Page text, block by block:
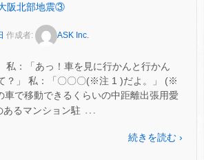
阪北部地震③
作成者: ASK Inc.
私：「あっ！車を見に行かんと行かん
？」 私：「〇〇〇(※注 1 )だよ。」 (※
で移動できるくらいの中距離出張用愛
るマンション駐 …
続きを読む ›